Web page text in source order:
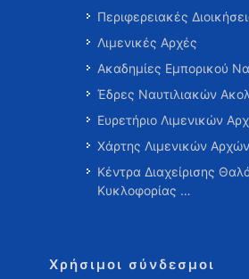
Περιφερειακές
Λιμενικές Αρχές
Ακαδημίες Εμπορικού
Έδρες Ναυτιλιακών
Ευρετήριο Λιμενικών
Χάρτης Λιμενικών Αρχών
Κέντρα Διαχείρισης
Κυκλοφορίας …
Χρήσιμοι σύνδεσμοι